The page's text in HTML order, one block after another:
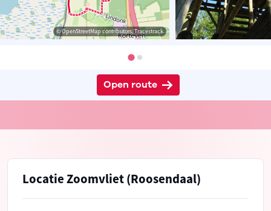
© OpenStreetMap contributors, Tracestrack
Open route
Locatie Zoomvliet (Roosendaal)